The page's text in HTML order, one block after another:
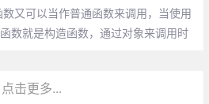
又可以当作普通函数来调用，当使用
数就是构造函数，通过对象来调用时
点击更多...